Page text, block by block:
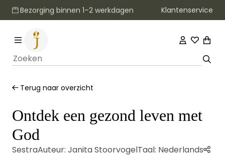
Bezorging binnen 1–2 werkdagen Klantenservice
Terug naar overzicht
Ontdek een gezond leven met
God
SestraAuteur: Janita StoorvogelTaal: Nederlands